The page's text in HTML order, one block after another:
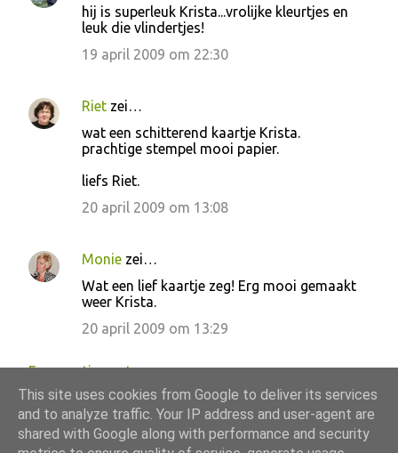
t
i
hij is superleuk Krista...vrolijke kleurtjes en
leuk die vlindertjes!
19 april 2009 om 22:30
Riet zei…
wat een schitterend kaartje Krista.
prachtige stempel mooi papier.
liefs Riet.
20 april 2009 om 13:08
Monie zei…
Wat een lief kaartje zeg! Erg mooi gemaakt
weer Krista.
20 april 2009 om 13:29
Een reactie posten
This site uses cookies from Google to deliver its services
and to analyze traffic. Your IP address and user-agent are
shared with Google along with performance and security